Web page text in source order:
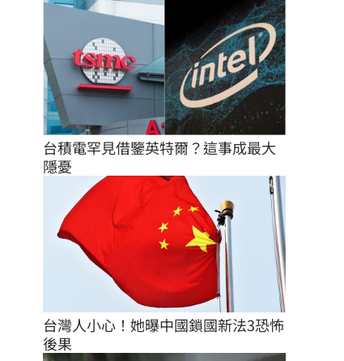
台積電罕見借鑒英特爾？這事成最大
隱憂
台灣人小心！她曝中國鎖國新法3恐怖
後果